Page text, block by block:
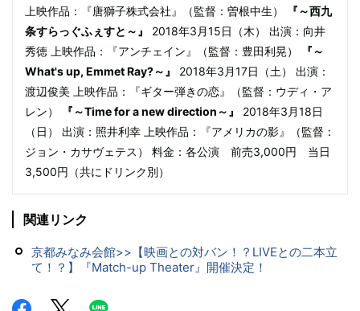
上映作品：『唐獅子株式会社』（監督：曽根中生）
『～西九
条すらっぐふぇすと～』
2018年3月15日（木） 出演：向井
秀徳 上映作品：『アンチェイン』（監督：豊田利晃）
『～
What's up, Emmet Ray?～』
2018年3月17日（土） 出演：
渡辺俊美 上映作品：『ギター弾きの恋』（監督：ウディ・ア
レン）
『～Time for a new direction～』
2018年3月18日
（日） 出演：照井利幸 上映作品：『アメリカの影』（監督：
ジョン・カサヴェテス） 料金：各公演 前売3,000円 当日
3,500円（共にドリンク別）
関連リンク
京都みなみ会館>>【映画との対バン！？LIVEとの二本立
て！？】『Match-up Theater』開催決定！